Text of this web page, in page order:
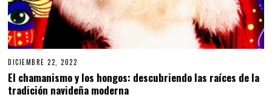
DICIEMBRE 22, 2022
El chamanismo y los hongos: descubriendo las raíces de la
tradición navideña moderna